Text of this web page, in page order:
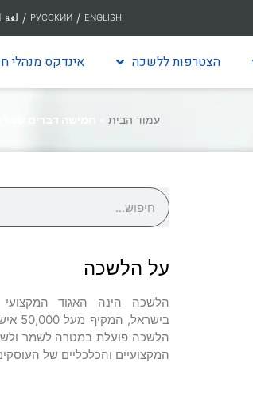
ENGLISH
/
РУССКИЙ
/ لغة
הצטרפות ללשכה אינדקס מנהלי
עמוד הבית חמישה דברים שכל
על הלשכה
הלשכה הינה האגוד
הלשכה פועלת במטרה לשמר
המקצועיים והכלכליים של